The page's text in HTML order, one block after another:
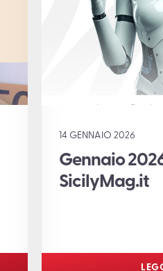
14 GENNAIO 2026
Gennaio
SicilyMag.it